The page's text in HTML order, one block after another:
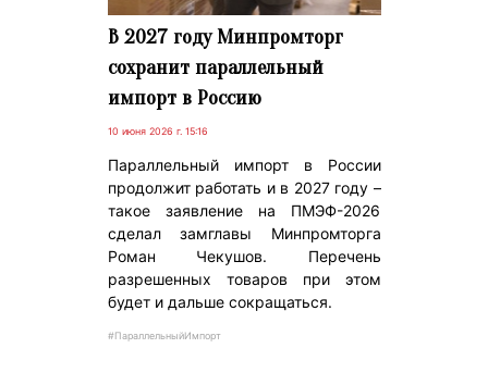
В 2027 году Минпромторг
сохранит параллельный
импорт в Россию
10 июня 2026 г. 15:16
Параллельный импорт в России
продолжит работать и в 2027 году –
такое заявление на ПМЭФ-2026
сделал замглавы Минпромторга
Роман Чекушов. Перечень
разрешенных товаров при этом
будет и дальше сокращаться.
#ПараллельныйИмпорт